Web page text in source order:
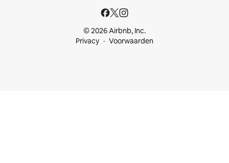
© 2026 Airbnb, Inc.
Privacy
Voorwaarden